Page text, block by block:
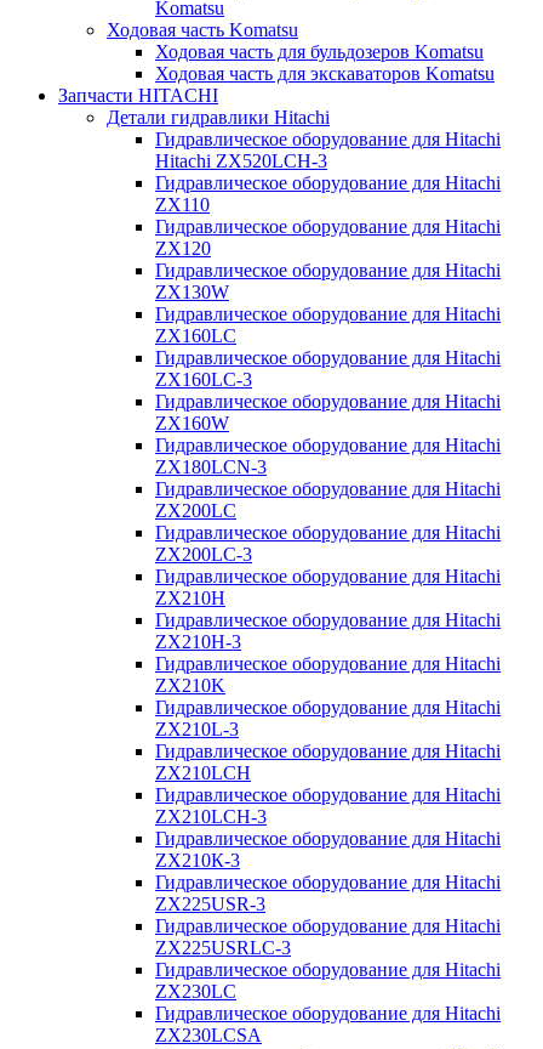
Komatsu
Ходовая часть Komatsu
Ходовая часть для бульдозеров Komatsu
Ходовая часть для экскаваторов Komatsu
Запчасти HITACHI
Детали гидравлики Hitachi
Гидравлическое оборудование для Hitachi
Hitachi ZX520LCH-3
Гидравлическое оборудование для Hitachi
ZX110
Гидравлическое оборудование для Hitachi
ZX120
Гидравлическое оборудование для Hitachi
ZX130W
Гидравлическое оборудование для Hitachi
ZX160LC
Гидравлическое оборудование для Hitachi
ZX160LC-3
Гидравлическое оборудование для Hitachi
ZX160W
Гидравлическое оборудование для Hitachi
ZX180LCN-3
Гидравлическое оборудование для Hitachi
ZX200LC
Гидравлическое оборудование для Hitachi
ZX200LC-3
Гидравлическое оборудование для Hitachi
ZX210H
Гидравлическое оборудование для Hitachi
ZX210H-3
Гидравлическое оборудование для Hitachi
ZX210K
Гидравлическое оборудование для Hitachi
ZX210L-3
Гидравлическое оборудование для Hitachi
ZX210LCH
Гидравлическое оборудование для Hitachi
ZX210LCH-3
Гидравлическое оборудование для Hitachi
ZX210К-3
Гидравлическое оборудование для Hitachi
ZX225USR-3
Гидравлическое оборудование для Hitachi
ZX225USRLC-3
Гидравлическое оборудование для Hitachi
ZX230LC
Гидравлическое оборудование для Hitachi
ZX230LCSA